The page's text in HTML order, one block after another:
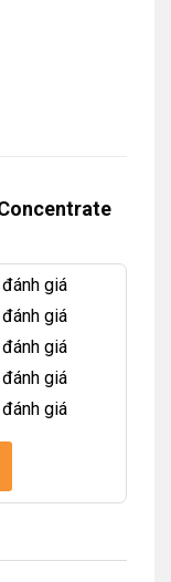
giá
giá
giá
giá
giá